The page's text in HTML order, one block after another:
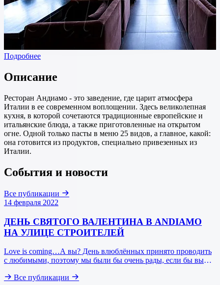
Подробнее
Описание
Ресторан Андиамо - это заведение, где царит атмосфера
Италии в ее современном воплощении. Здесь великолепная
кухня, в которой сочетаются традиционные европейские и
итальянские блюда, а также приготовленные на открытом
огне. Одной только пасты в меню 25 видов, а главное, какой:
она готовится из продуктов, специально привезенных из
Италии.
События и новости
Все публикации
14 февраля 2022
ДЕНЬ СВЯТОГО ВАЛЕНТИНА В ANDIAMO
НА УЛИЦЕ СТРОИТЕЛЕЙ
Love is coming…А вы? День влюблённых принято проводить
с любимыми, поэтому мы были бы очень рады, если бы вы
приятных сюрпризов, а от вас требуется одно — наполнить
Все публикации